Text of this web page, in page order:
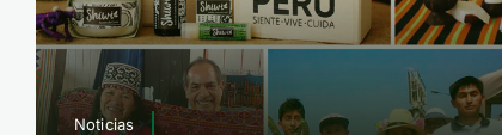
Noticias